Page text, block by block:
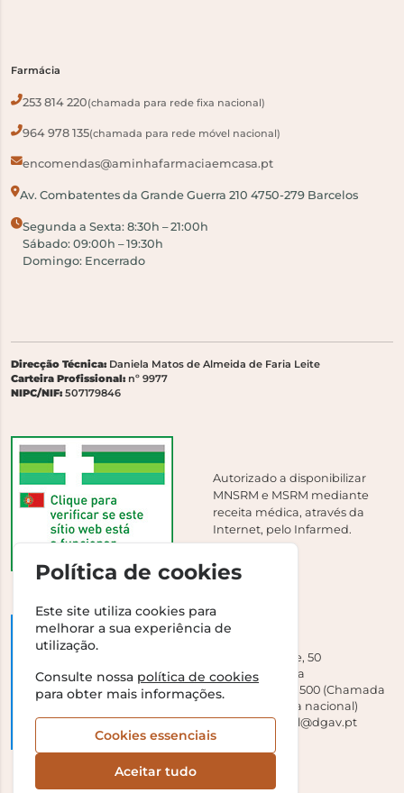
Farmácia
253 814 220(chamada para rede fixa nacional)
964 978 135(chamada para rede móvel nacional)
encomendas@aminhafarmaciaemcasa.pt
Av. Combatentes da Grande Guerra 210 4750-279 Barcelos
Segunda a Sexta: 8:30h – 21:00h
Sábado: 09:00h – 19:30h
Domingo: Encerrado
Direcção Técnica: Daniela Matos de Almeida de Faria Leite
Carteira Profissional: nº 9977
NIPC/NIF: 507179846
Autorizado a disponibilizar
MNSRM e MSRM mediante
receita médica, através da
Internet, pelo Infarmed.
Campo Grande, 50
1700-093 Lisboa
Tel +351 213 239 500 (Chamada
para a rede fixa nacional)
E-mail:dirgeral@dgav.pt
Política de cookies
Este site utiliza cookies para
melhorar a sua experiência de
utilização.
Consulte nossa política de cookies
para obter mais informações.
Cookies essenciais
Aceitar tudo